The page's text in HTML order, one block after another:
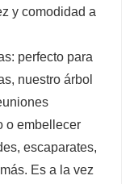
y comodidad a
perfecto para
nuestro árbol
o embellecer
escaparates,
Es a la vez